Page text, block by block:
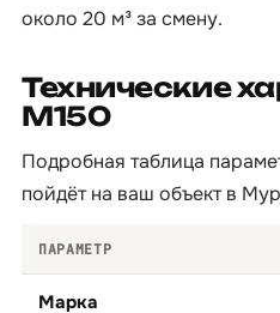
около 20 м³ за смену.
Технические
М150
Подробная таблица
пойдёт на ваш объект в
ПАРАМЕТР
Марка